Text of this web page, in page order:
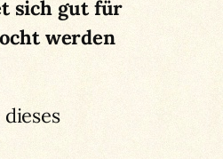
sich gut für
werden